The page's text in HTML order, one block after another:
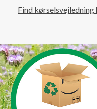
Find kørselsvejledning